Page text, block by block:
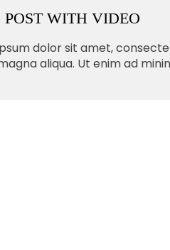
POST WITH VIDEO
dolor sit amet,
aliqua. Ut enim ad